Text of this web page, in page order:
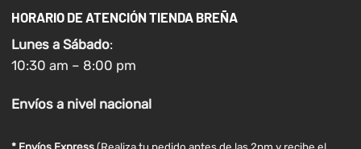
HORARIO DE ATENCIÓN TIENDA BREÑA
Lunes a Sábado:
10:30 am – 8:00 pm
Envíosa nivel nacional